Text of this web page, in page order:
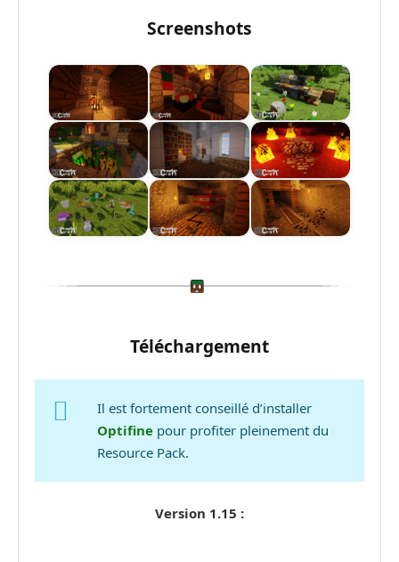
Screenshots
Téléchargement
Il est fortement conseillé d’installer
Optifine pour profiter pleinement du
Resource Pack.
Version 1.15 :